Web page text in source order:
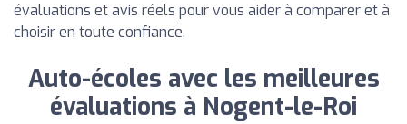
évaluations et avis réels pour vous aider à comparer et à
choisir en toute confiance.
Auto-écoles avec les meilleures
évaluations à Nogent-le-Roi